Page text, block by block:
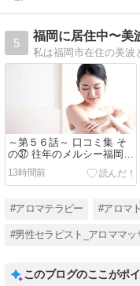
5
福岡に居住中〜美
～第５６話～ 口コミ集 そ
の㊲ 往年のメルシー福岡さ
んHPより
13時間前
#アロマテラピー #アロマ
#男性セラピスト_アロママッ
このブログのここがポ